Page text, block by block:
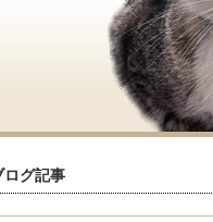
ログ記事